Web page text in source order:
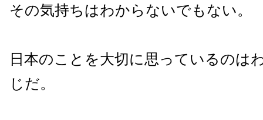
その気持ちはわからないでもない。
日本のことを大切に思っているのは
じだ。